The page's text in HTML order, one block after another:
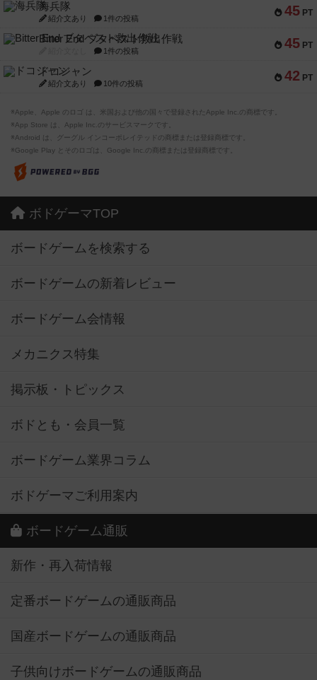
45 PT
海兵隊
紹介文あり 1件の投稿
45 PT
Bitter End ブタペスト救出作戦
1件の投稿
42 PT
ドコジャン
紹介文あり 10件の投稿
※Apple、Apple のロゴ は、米国および他の国々で登録されたApple Inc.の商標です。
※App Store は、Apple Inc.のサービスマークです。
※Android は、グーグル インコーポレイテッドの商標または登録商標です。
※Google Play とそのロゴは、Google Inc.の商標または登録商標です。
ボドゲーマTOP
ボードゲームを検索する
ボードゲームの新着レビュー
ボードゲーム会情報
メカニクス特集
掲示板・トピックス
ボドとも・会員一覧
ボードゲーム業界コラム
ボドゲーマご利用案内
ボードゲーム通販
新作・再入荷情報
定番ボードゲームの通販商品
国産ボードゲームの通販商品
子供向けボードゲームの通販商品